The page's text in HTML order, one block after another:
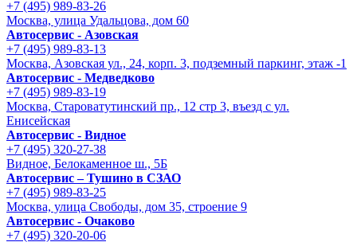
+7 (495) 989-83-26
Москва, улица Удальцова, дом 60
Автосервис - Азовская
+7 (495) 989-83-13
Москва, Азовская ул., 24, корп. 3, подземный паркинг, этаж -1
Автосервис - Медведково
+7 (495) 989-83-19
Москва, Староватутинский пр., 12 стр 3, въезд с ул.
Енисейская
Автосервис - Видное
+7 (495) 320-27-38
Видное, Белокаменное ш., 5Б
Автосервис – Тушино в СЗАО
+7 (495) 989-83-25
Москва, улица Свободы, дом 35, строение 9
Автосервис - Очаково
+7 (495) 320-20-06